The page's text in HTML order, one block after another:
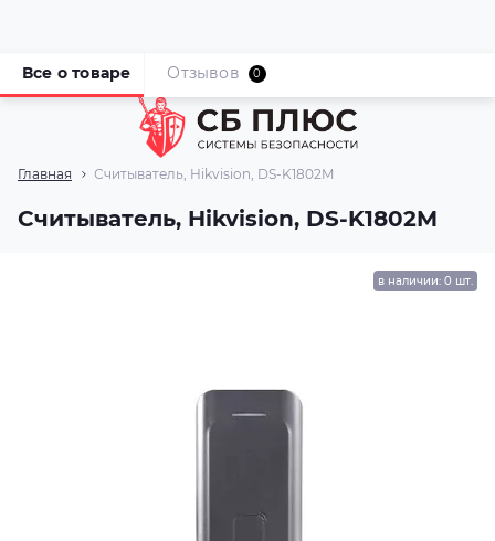
Главная Считыватель, Hikvision, DS-K1802M
Считыватель, Hikvision, DS-K1802M
Все о товаре Отзывов 0
в наличии: 0 шт.